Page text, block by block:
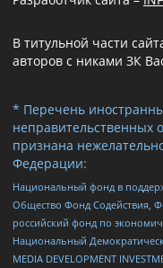
В титульной части
авторов с никами ЗК
* Перечень
неправительственных
признана
Федерации:
Национальный фонд в
Общество Фонд Содействия,
российский фонд по
Национальный
MEDIA DEVELOPMENT